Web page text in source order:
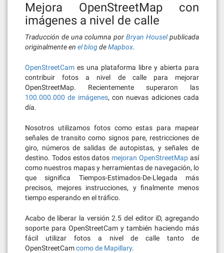
Mejora OpenStreetMap con
imágenes a nivel de calle
Traducción de una columna por Bryan Houselpublicada
originalmente en el blogdeMapbox.
OpenStreetCam es una plataforma libre y abierta para
contribuir fotos a nivel de calle para mejorar
OpenStreetMap. Recientemente superaron las
100.000.000 de imágenes, con nuevas adiciones cada
día.
Nosotros utilizamos fotos como estas para mapear
señales de transito como signos pare, restricciones de
giro, números de salidas de autopistas, y señales de
destino. Todos estos datos mejoran OpenStreetMap así
como nuestros mapas y herramientas de navegación, lo
que significa Tiempos-Estimados-De-Llegada más
precisos, mejores instrucciones, y finalmente menos
tiempo esperando en el tráfico.
Acabo de liberar la versión 2.5 del editor iD, agregando
soporte para OpenStreetCam y también haciendo más
fácil utilizar fotos a nivel de calle tanto de
OpenStreetCamcomo de Mapillary.